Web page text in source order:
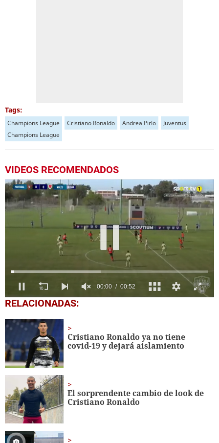
Tags:
Champions League Cristiano Ronaldo Andrea Pirlo
Juventus
Champions League
VIDEOS RECOMENDADOS
0
seconds
52
seconds
RELACIONADAS:
Cristiano Ronaldo ya no tiene
covid-19 y dejará aislamiento
El sorprendente cambio de look de
Cristiano Ronaldo